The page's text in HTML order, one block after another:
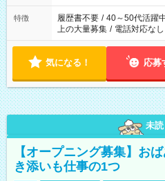
の勤務時間。 合計で週40時
特徴 履歴書不要 / 40～50代活躍
上の大量募集 / 電話対応なし
気になる！ 応募
未読
【オープニング募集】お
き添いも仕事の1つ